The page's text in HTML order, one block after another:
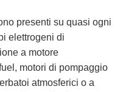
presenti su quasi ogni
elettrogeni di
a motore
motori di pompaggio
atmosferici o a